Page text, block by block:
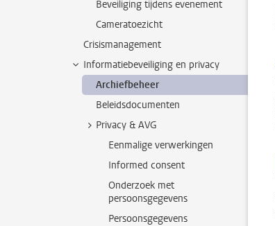
Beveiliging tijdens evenement
Cameratoezicht
Crisismanagement
Informatiebeveiliging en privacy
Archiefbeheer
Beleidsdocumenten
Privacy & AVG
Eenmalige verwerkingen
Informed consent
Onderzoek met
persoonsgegevens
Persoonsgegevens